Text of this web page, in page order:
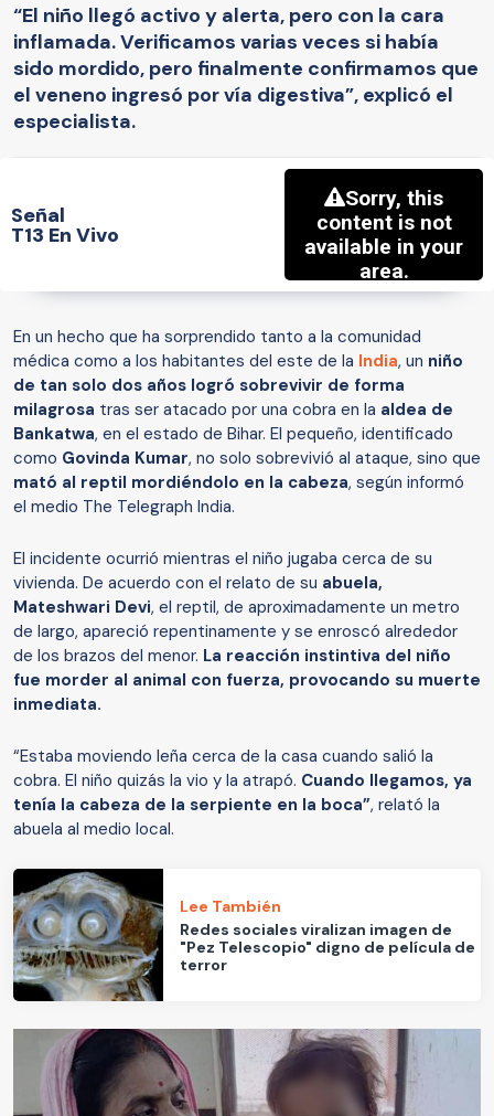
“El niño llegó activo y alerta, pero con la cara
inflamada. Verificamos varias veces si había
sido mordido, pero finalmente confirmamos que
el veneno ingresó por vía digestiva”, explicó el
especialista.
Señal
T13 En Vivo
En un hecho que ha sorprendido tanto a la comunidad
médica como a los habitantes del este de la India, un niño
de tan solo dos años logró sobrevivir de forma
milagrosa tras ser atacado por una cobra en la aldea de
Bankatwa, en el estado de Bihar. El pequeño, identificado
como Govinda Kumar, no solo sobrevivió al ataque, sino que
mató al reptil mordiéndolo en la cabeza, según informó
el medio The Telegraph India.
El incidente ocurrió mientras el niño jugaba cerca de su
vivienda. De acuerdo con el relato de su abuela,
Mateshwari Devi, el reptil, de aproximadamente un metro
de largo, apareció repentinamente y se enroscó alrededor
de los brazos del menor. La reacción instintiva del niño
fue morder al animal con fuerza, provocando su muerte
inmediata.
“Estaba moviendo leña cerca de la casa cuando salió la
cobra. El niño quizás la vio y la atrapó. Cuando llegamos, ya
tenía la cabeza de la serpiente en la boca”, relató la
abuela al medio local.
Lee También
Redes sociales viralizan imagen de
"Pez Telescopio" digno de película de
terror